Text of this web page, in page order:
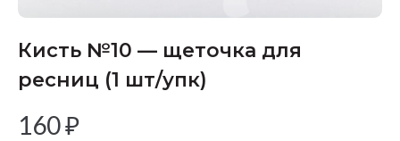
Кисть №10 — щеточка для
ресниц (1 шт/упк)
160₽